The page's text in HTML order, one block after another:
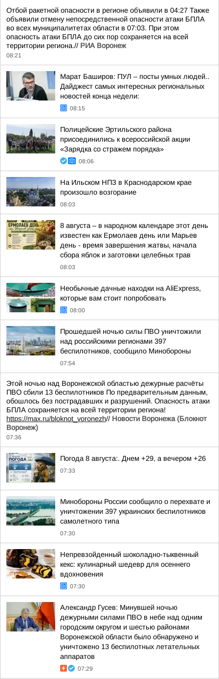
Отбой ракетной опасности в регионе объявили в 04:27 Также
объявили отмену непосредственной опасности атаки БПЛА
во всех муниципалитетах области в 07:03. При этом
опасность атаки БПЛА до сих пор сохраняется на всей
территории региона.// РИА Воронеж
08:21
Марат Баширов: ПУЛ – посты умных людей..
Дайджест самых интересных региональных
новостей конца недели:
08:15
Полицейские Эртильского района
присоединились к всероссийской акции
«Зарядка со стражем порядка»
08:06
На Ильском НПЗ в Краснодарском крае
произошло возгорание
08:03
8 августа – в народном календаре этот день
известен как Ермолаев день или Марьев
день - время завершения жатвы, начала
сбора яблок и заготовки целебных трав
08:03
Необычные дачные находки на AliExpress,
которые вам стоит попробовать
08:00
Прошедшей ночью силы ПВО уничтожили
над российскими регионами 397
беспилотников, сообщило Минобороны
07:54
Этой ночью над Воронежской областью дежурные расчёты
ПВО сбили 13 беспилотников По предварительным данным,
обошлось без пострадавших и разрушений. Опасность атаки
БПЛА сохраняется на всей территории региона!
https://max.ru/bloknot_voronezh// Новости Воронежа (Блокнот
Воронеж)
07:36
Погода 8 августа:. Днем +29, а вечером +26
07:33
Минобороны России сообщило о перехвате и
уничтожении 397 украинских беспилотников
самолетного типа
07:30
Непревзойденный шоколадно-тыквенный
кекс: кулинарный шедевр для осеннего
вдохновения
07:30
Александр Гусев: Минувшей ночью
дежурными силами ПВО в небе над одним
городским округом и шестью районами
Воронежской области было обнаружено и
уничтожено 13 беспилотных летательных
аппаратов
07:29